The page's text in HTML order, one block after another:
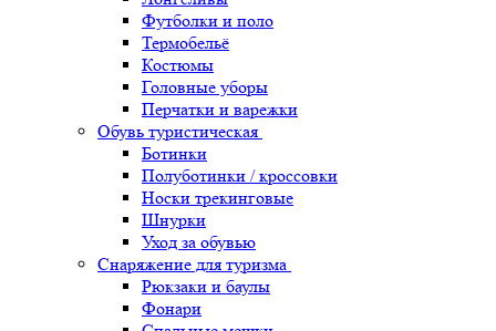
Футболки и поло
Термобельё
Костюмы
Головные уборы
Перчатки и варежки
Обувь туристическая
Ботинки
Полуботинки / кроссовки
Носки трекинговые
Шнурки
Уход за обувью
Снаряжение для туризма
Рюкзаки и баулы
Фонари